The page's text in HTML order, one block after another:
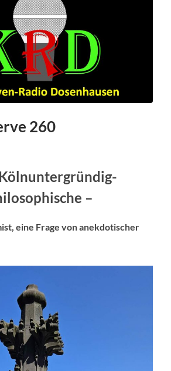
260
–
eine Frage von anekdotischer